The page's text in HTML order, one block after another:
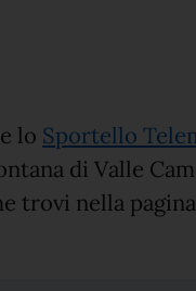
lo Sportello
di Valle
trovi nella